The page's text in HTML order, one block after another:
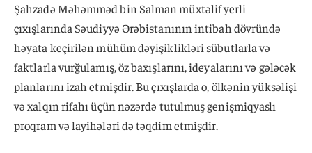
Şahzadə Məhəmməd bin Salman müxtəlif yerli
çıxışlarında Səudiyyə Ərəbistanının intibah dövründə
həyata keçirilən mühüm dəyişiklikləri sübutlarla və
faktlarla vurğulamış, öz baxışlarını, ideyalarını və gələcək
planlarını izah etmişdir. Bu çıxışlarda o, ölkənin yüksəlişi
və xalqın rifahı üçün nəzərdə tutulmuş genişmiqyaslı
proqram və layihələri də təqdim etmişdir.